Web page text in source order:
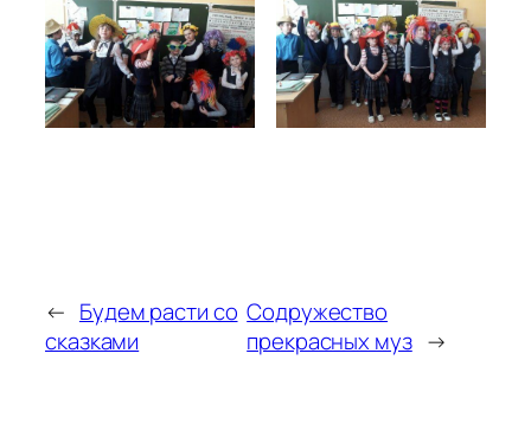
← Будем расти со
сказками
Содружество
прекрасных муз →